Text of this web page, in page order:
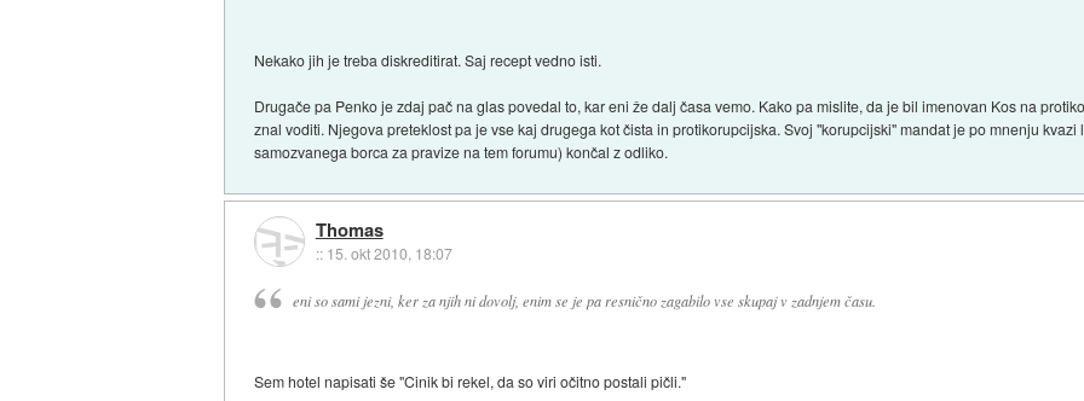
Nekako jih je treba diskreditirat. Saj recept vedno isti.
Drugače pa Penko je zdaj pač na glas povedal to, kar eni že dalj časa vemo. Kako pa mislite, da je bil imenovan Kos na
znal voditi. Njegova preteklost pa je vse kaj drugega kot čista in protikorupcijska. Svoj "korupcijski" mandat je po mnenju
samozvanega borca za pravize na tem forumu) končal z odliko.
Thomas
:: 15. okt 2010, 18:07
eni so sami jezni, ker za njih ni dovolj, enim se je pa resnično zagabilo vse skupaj v zadnjem času.
Sem hotel napisati še "Cinik bi rekel, da so viri očitno postali pičli."